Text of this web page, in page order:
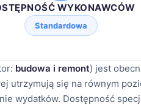
WYKONAWCÓW
Standardowa
budowa i remont) jest
utrzymują się na równym
wydatków. Dostępność